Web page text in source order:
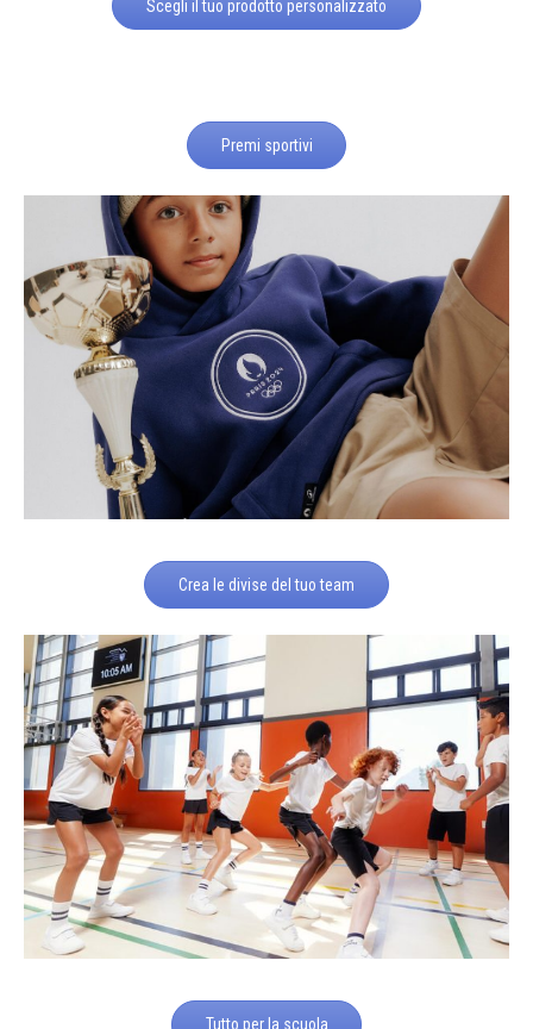
Scegli il tuo prodotto personalizzato
Premi sportivi
Crea le divise del tuo team
Tutto per la scuola